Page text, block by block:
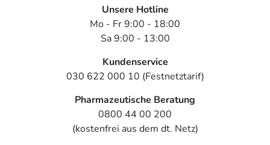
Unsere Hotline
Mo - Fr 9:00 - 18:00
Sa 9:00 - 13:00
Kundenservice
030 622 000 10 (Festnetztarif)
Pharmazeutische Beratung
0800 44 00 200
(kostenfrei aus dem dt. Netz)